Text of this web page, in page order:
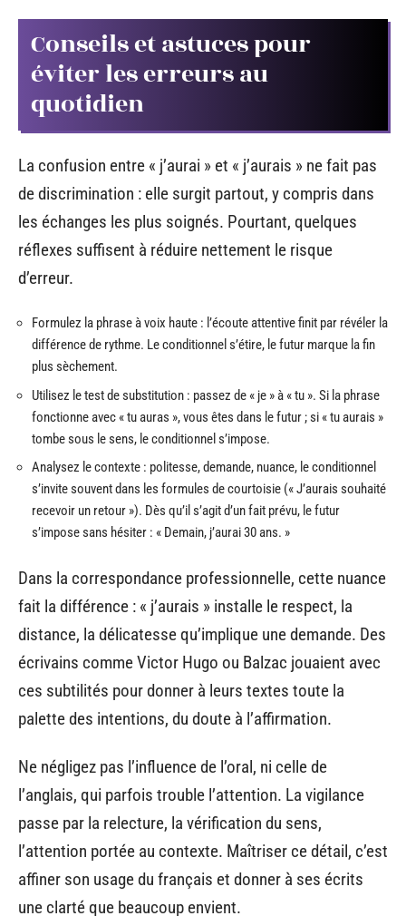
Conseils et astuces pour
éviter les erreurs au
quotidien
La confusion entre « j’aurai » et « j’aurais » ne fait pas
de discrimination : elle surgit partout, y compris dans
les échanges les plus soignés. Pourtant, quelques
réflexes suffisent à réduire nettement le risque
d’erreur.
Formulez la phrase à voix haute : l’écoute attentive finit par révéler la
différence de rythme. Le conditionnel s’étire, le futur marque la fin
plus sèchement.
Utilisez le test de substitution : passez de « je » à « tu ». Si la phrase
fonctionne avec « tu auras », vous êtes dans le futur ; si « tu aurais »
tombe sous le sens, le conditionnel s’impose.
Analysez le contexte : politesse, demande, nuance, le conditionnel
s’invite souvent dans les formules de courtoisie (« J’aurais souhaité
recevoir un retour »). Dès qu’il s’agit d’un fait prévu, le futur
s’impose sans hésiter : « Demain, j’aurai 30 ans. »
Dans la correspondance professionnelle, cette nuance
fait la différence : « j’aurais » installe le respect, la
distance, la délicatesse qu’implique une demande. Des
écrivains comme Victor Hugo ou Balzac jouaient avec
ces subtilités pour donner à leurs textes toute la
palette des intentions, du doute à l’affirmation.
Ne négligez pas l’influence de l’oral, ni celle de
l’anglais, qui parfois trouble l’attention. La vigilance
passe par la relecture, la vérification du sens,
l’attention portée au contexte. Maîtriser ce détail, c’est
affiner son usage du français et donner à ses écrits
une clarté que beaucoup envient.